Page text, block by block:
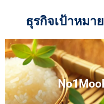
ธุรกิจเป้าหมา